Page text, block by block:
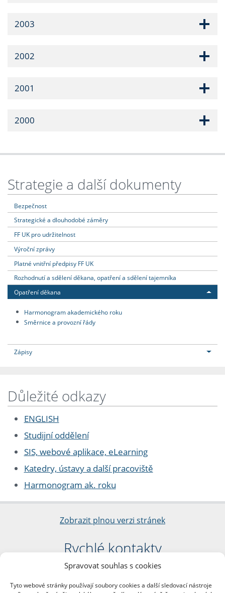
Spravovat souhlas s cookies
Tyto webové stránky používají soubory cookies a další sledovací nástroje
2003
2002
2001
2000
Strategie a další dokumenty
Bezpečnost
Strategické a dlouhodobé záměry
FF UK pro udržitelnost
Výroční zprávy
Platné vnitřní předpisy FF UK
Rozhodnutí a sdělení děkana, opatření a sdělení tajemníka
Opatření děkana
Harmonogram akademického roku
Směrnice a provozní řády
Zápisy
Důležité odkazy
ENGLISH
Studijní oddělení
SIS, webové aplikace, eLearning
Katedry, ústavy a další pracoviště
Harmonogram ak. roku
Zobrazit plnou verzi stránek
Rychlé kontakty
Filozofická fakulta
nám. Jana Palacha 1/2